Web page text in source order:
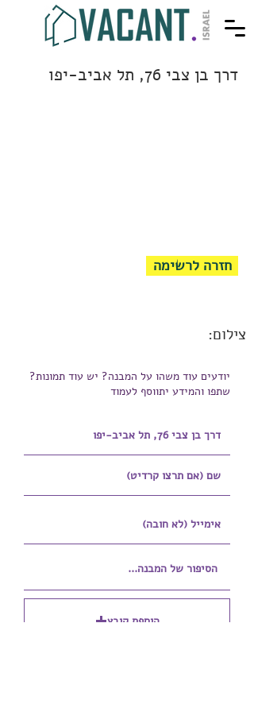
דרך בן צבי 76, תל אביב-יפו
חזרה לרשימה
צילום:
יודעים עוד משהו על המבנה? יש עוד תמונות?
שתפו והמידע יתווסף לעמוד
הוספת קובץ